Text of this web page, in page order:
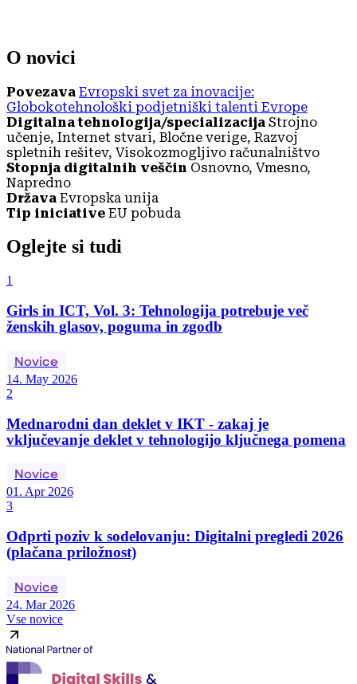
O novici
Povezava Evropski svet za inovacije:
Globokotehnološki podjetniški talenti Evrope
Digitalna tehnologija/specializacija Strojno
učenje, Internet stvari, Bločne verige, Razvoj
spletnih rešitev, Visokozmogljivo računalništvo
Stopnja digitalnih veščin Osnovno, Vmesno,
Napredno
Država Evropska unija
Tip iniciative EU pobuda
Oglejte si tudi
1
Girls in ICT, Vol. 3: Tehnologija potrebuje več
ženskih glasov, poguma in zgodb
Novice
14. May 2026
2
Mednarodni dan deklet v IKT - zakaj je
vključevanje deklet v tehnologijo ključnega pomena
Novice
01. Apr 2026
3
Odprti poziv k sodelovanju: Digitalni pregledi 2026
(plačana priložnost)
Novice
24. Mar 2026
Vse novice